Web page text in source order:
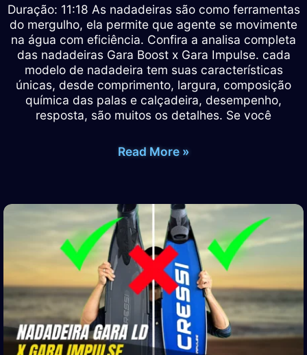
Duração: 11:18 As nadadeiras são como ferramentas
do mergulho, ela permite que agente se movimente
na água com eficiência. Confira a analisa completa
das nadadeiras Gara Boost x Gara Impulse. cada
modelo de nadadeira tem suas características
únicas, desde comprimento, largura, composição
química das palas e calçadeira, desempenho,
resposta, são muitos os detalhes. Se você
NADADEIRAS
–
GARA
BOOST
X
GARA
IMPULSE
PARA
A
PESCA
SUB
Read More »